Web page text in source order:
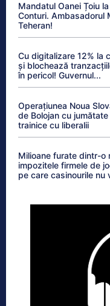
Mandatul Oanei Țoiu
Conturi. Ambasadorul
Teheran!
Cu digitalizare 12% la
și blochează
în pericol! Guvernul...
Operațiunea Noua
de Bolojan cu
trainice cu liberalii
Milioane furate dintr-o
impozitele firmele de
pe care casinourile nu